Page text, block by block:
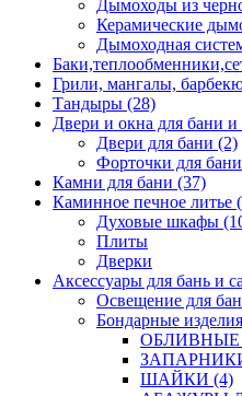
Дымоходы из
Керамические
Дымоходная
Грили, мангалы,
Тандыры (28)
Двери и окна для бани и
Двери для бани (2)
Форточки для бани
Камни для бани (37)
Каминное печное литье
Духовые шкафы
Плиты
Дверки
Аксессуары для бань и
Освещение для
Бондарные
ОБЛИВНЫЕ
ШАЙКИ (4)